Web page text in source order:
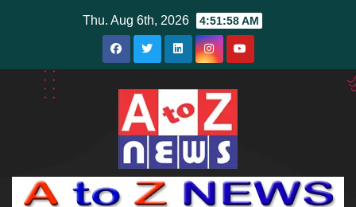
Thu. Aug 6th, 2026 4:51:59 AM